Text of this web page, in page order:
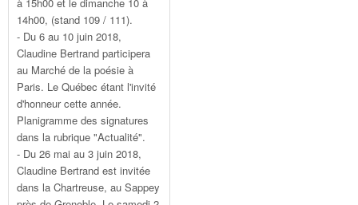
à 15h00 et le dimanche 10 à
14h00, (stand 109 / 111).
- Du 6 au 10 juin 2018,
Claudine Bertrand participera
au Marché de la poésie à
Paris. Le Québec étant l'invité
d'honneur cette année.
Planigramme des signatures
dans la rubrique "Actualité".
- Du 26 mai au 3 juin 2018,
Claudine Bertrand est invitée
dans la Chartreuse, au Sappey